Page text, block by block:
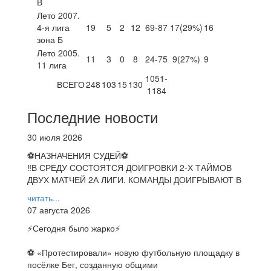
Лето 2007.
4-я лига
зона Б
19 5 2 12 69-87 17(29%) 16
Лето 2005.
11 лига
11 3 0 8 24-75 9(27%) 9
ВСЕГО248 103 15130 1051-
1184
Последние новости
30 июля 2026
⚽НАЗНАЧЕНИЯ СУДЕЙ⚽
‼В СРЕДУ СОСТОЯТСЯ ДОИГРОВКИ 2-Х ТАЙМОВ
ДВУХ МАТЧЕЙ 2А ЛИГИ. КОМАНДЫ ДОИГРЫВАЮТ В
читать...
07 августа 2026
⚡️Сегодня было жарко⚡️
⚽ ️«Протестировали» новую футбольную площадку в
посёлке Бег, созданную общими